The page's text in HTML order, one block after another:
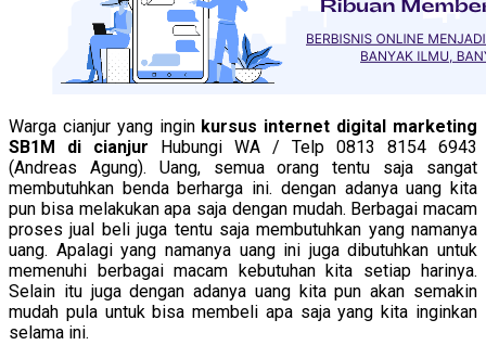
Warga cianjur yang ingin kursus internet digital marketing
SB1M di cianjur Hubungi WA / Telp 0813 8154 6943
(Andreas Agung). Uang, semua orang tentu saja sangat
membutuhkan benda berharga ini. dengan adanya uang kita
pun bisa melakukan apa saja dengan mudah. Berbagai macam
proses jual beli juga tentu saja membutuhkan yang namanya
uang. Apalagi yang namanya uang ini juga dibutuhkan untuk
memenuhi berbagai macam kebutuhan kita setiap harinya.
Selain itu juga dengan adanya uang kita pun akan semakin
mudah pula untuk bisa membeli apa saja yang kita inginkan
selama ini.